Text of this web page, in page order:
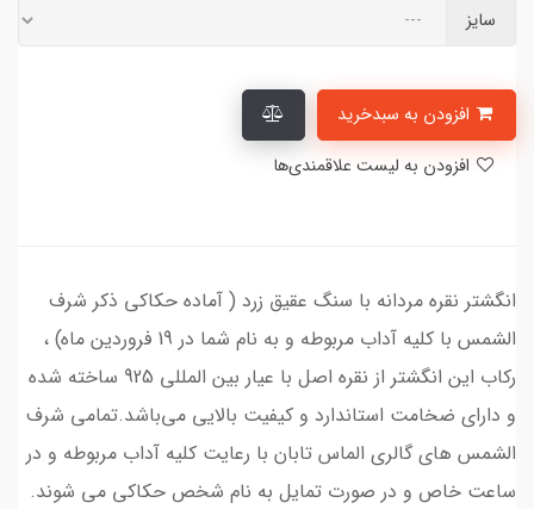
سایز
انگشتر نقره مردانه با سنگ عقیق زرد ( آماده حکاکی ذکر شرف
الشمس با کلیه آداب مربوطه و به نام شما در 19 فروردین ماه) ،
رکاب این انگشتر از نقره اصل با عیار بین المللی 925 ساخته شده
و دارای ضخامت استاندارد و کیفیت بالایی می‌باشد.تمامی شرف
الشمس های گالری الماس تابان با رعایت کلیه آداب مربوطه و در
ساعت خاص و در صورت تمایل به نام شخص حکاکی می شوند.